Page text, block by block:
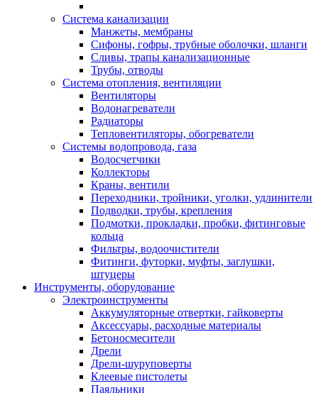
Система канализации
Манжеты, мембраны
Сифоны, гофры, трубные оболочки, шланги
Сливы, трапы канализационные
Трубы, отводы
Система отопления, вентиляции
Вентиляторы
Водонагреватели
Радиаторы
Тепловентиляторы, обогреватели
Системы водопровода, газа
Водосчетчики
Коллекторы
Краны, вентили
Переходники, тройники, уголки, удлинители
Подводки, трубы, крепления
Подмотки, прокладки, пробки, фитинговые
кольца
Фильтры, водоочистители
Фитинги, футорки, муфты, заглушки,
штуцеры
Инструменты, оборудование
Электроинструменты
Аккумуляторные отвертки, гайковерты
Аксессуары, расходные материалы
Бетоносмесители
Дрели
Дрели-шуруповерты
Клеевые пистолеты
Паяльники